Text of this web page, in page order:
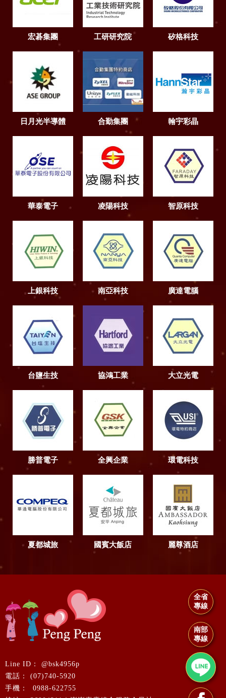
宏碁集團 工研研究院 矽格科技
日月光半導體 合勤集團 翰宇彩晶
華泰電子 凌陽科技 智原科技
上銀科技 南亞科技 廣達電腦
台鹽生技 協鴻工業 大立光電
勝普電子 全興企業 環電科技
夏都城旅 國賓大飯店 麗尊酒店
@bsk4956p
(07)740-5920
0988-622755
全省
專線
南部
專線